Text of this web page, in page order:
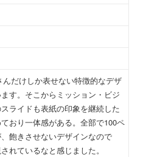
だけしか表せない特徴的なデザ
す。そこからミッション・ビジ
ライドも表紙の印象を継続した
おり一体感がある。全部で100ペ
飽きさせないデザインなので
れているなと感じました。